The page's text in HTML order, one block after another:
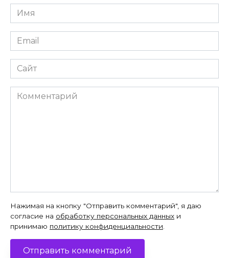
Имя
*
Email
*
Сайт
Комментарий
Нажимая на кнопку "Отправить комментарий", я даю
согласие на обработку персональных данных и
принимаю политику конфиденциальности.